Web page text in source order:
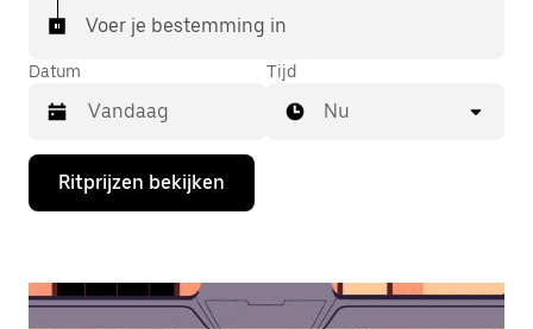
Voer je bestemming in
Datum
Druk
de
de
Tijd
Nu
Ritprijzen bekijken